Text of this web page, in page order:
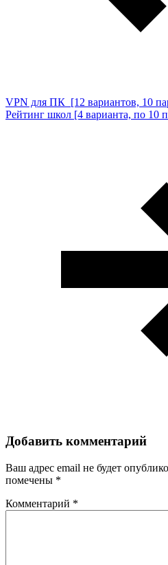
VPN для ПК [12 вариантов, 10
Рейтинг школ [4 варианта, по 10
Добавить комментарий
Ваш адрес email не будет
помечены *
Комментарий *